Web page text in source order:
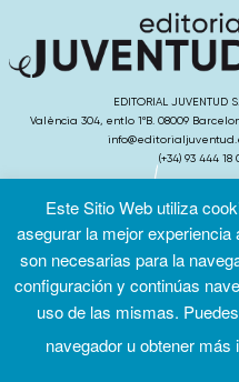
EDITORIAL JUVENTUD
València 304, entlo 1ºB. 08009
(+34) 93 444 18
Condiciones
de uso
Política de
privacidad
Política de
cookies
Este Sitio Web utiliza
asegurar la mejor
son necesarias para la
configuración y continúas
uso de las mismas.
navegador u obtener más